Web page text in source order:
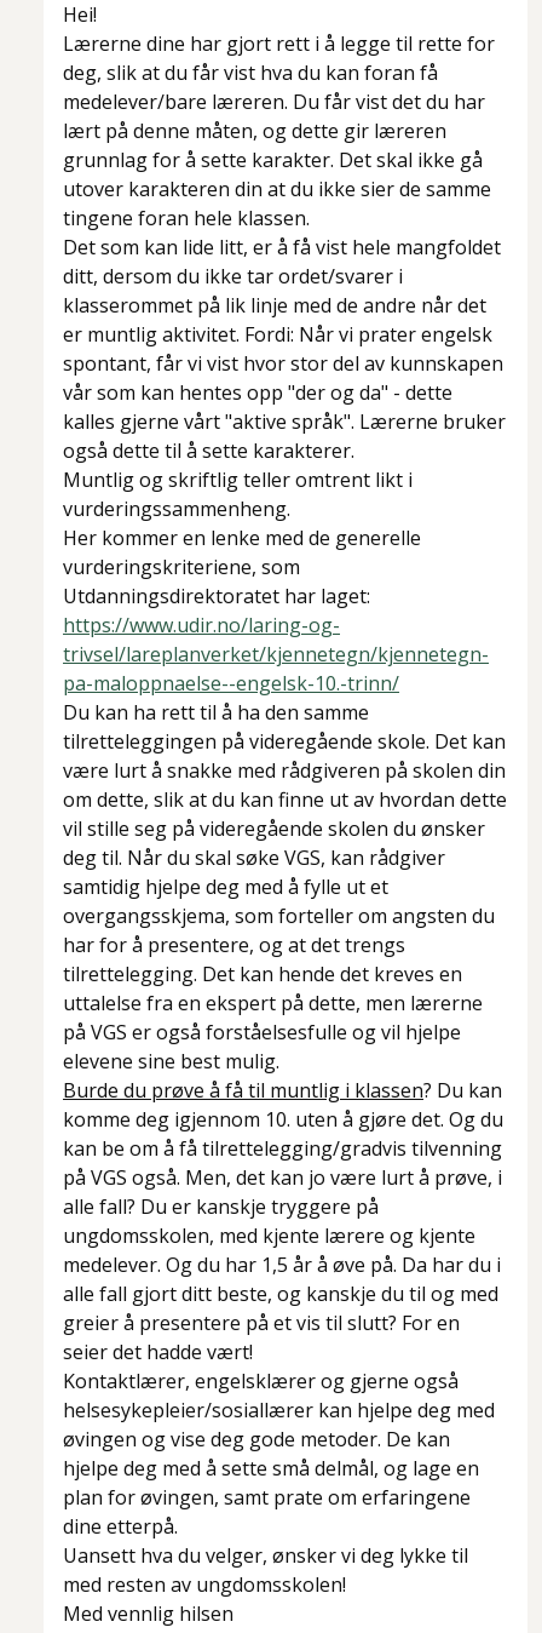
Hei!
Lærerne dine har gjort rett i å legge til rette for
deg, slik at du får vist hva du kan foran få
medelever/bare læreren. Du får vist det du har
lært på denne måten, og dette gir læreren
grunnlag for å sette karakter. Det skal ikke gå
utover karakteren din at du ikke sierde samme
tingene foran hele klassen.
Det som kan lide litt, er å få vist hele mangfoldet
ditt, dersom du ikke tar ordet/svarer i
klasserommet på lik linje med de andre når det
er muntlig aktivitet. Fordi: Når vi prater engelsk
spontant, får vi vist hvor stor del av kunnskapen
vår som kan hentes opp "der og da" - dette
kalles gjerne vårt "aktive språk". Lærerne bruker
også dette til å sette karakterer.
Muntlig og skriftlig teller omtrent likt i
vurderingssammenheng.
Her kommer en lenke med de generelle
vurderingskriteriene, som
Utdanningsdirektoratet har laget:
https://www.udir.no/laring-og-
trivsel/lareplanverket/kjennetegn/kjennetegn-
pa-maloppnaelse--engelsk-10.-trinn/
Du kan ha rett til å ha den samme
tilretteleggingen på videregående skole. Det kan
være lurt å snakke med rådgiveren på skolen din
om dette, slik at du kan finne ut av hvordan dette
vil stille seg på videregående skolen du ønsker
deg til. Når du skal søke VGS, kan rådgiver
samtidig hjelpe deg med å fylle ut et
overgangsskjema, som forteller om angsten du
har for å presentere, og at det trengs
tilrettelegging. Det kan hende det kreves en
uttalelse fra en ekspert på dette, men lærerne
på VGS er også forståelsesfulle og vil hjelpe
elevene sine best mulig.
Burde du prøve å få til muntlig i klassen? Du kan
komme deg igjennom 10. uten å gjøre det. Og du
kan be om å få tilrettelegging/gradvis tilvenning
på VGS også. Men, det kan jo være lurt å prøve, i
alle fall? Du er kanskje tryggere på
ungdomsskolen, med kjente lærere og kjente
medelever. Og du har 1,5 år å øve på. Da har du i
alle fall gjort ditt beste, og kanskje du til og med
greier å presentere på et vis til slutt? For en
seier det hadde vært!
Kontaktlærer, engelsklærer og gjerne også
helsesykepleier/sosiallærer kan hjelpe deg med
øvingen og vise deg gode metoder. De kan
hjelpe deg med å sette små delmål, og lage en
plan for øvingen, samt prate om erfaringene
dine etterpå.
Uansett hva du velger, ønsker vi deg lykke til
med resten av ungdomsskolen!
Med vennlig hilsen